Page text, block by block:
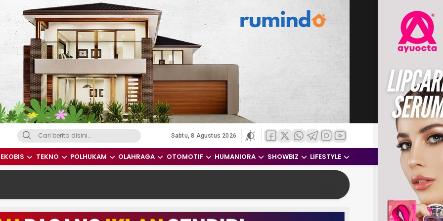
Indonesia dan Dunia
Sabtu, 8 Agustus 2026
EKOBIS TEKNO POLHUKAM OLAHRAGA OTOMOTIF HUMANIORA SHOWBIZ LIFESTYLE